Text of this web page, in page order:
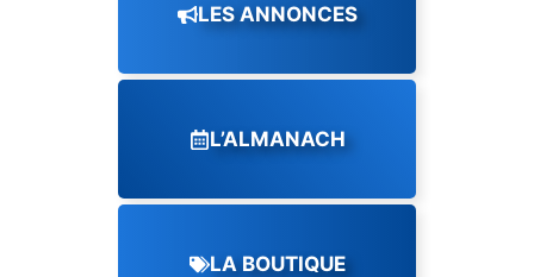
LES ANNONCES
L’ALMANACH
LA BOUTIQUE